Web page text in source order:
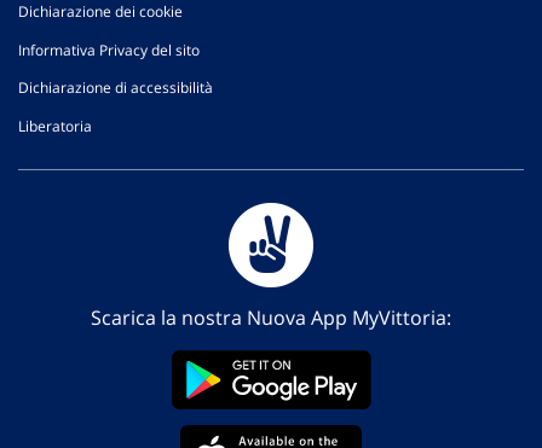
Dichiarazione dei cookie
Informativa Privacy del sito
Dichiarazione di accessibilità
Liberatoria
Scarica la nostra Nuova App MyVittoria: